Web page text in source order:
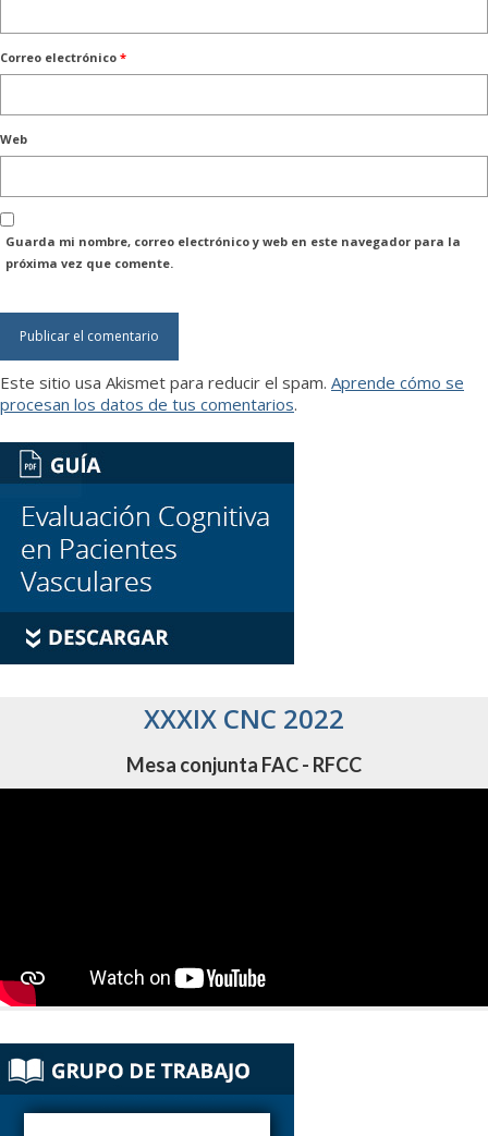
Correo electrónico *
Web
Guarda mi nombre, correo electrónico y web en este navegador para la
próxima vez que comente.
Este sitio usa Akismet para reducir el spam. Aprende cómo se
procesan los datos de tus comentarios.
XXXIX CNC 2022
Mesa conjunta FAC - RFCC